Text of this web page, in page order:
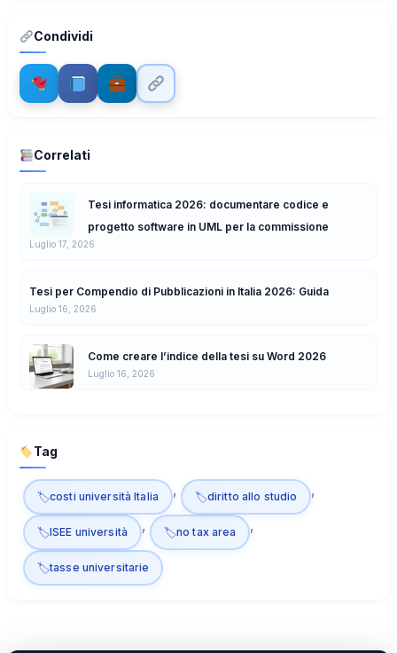
Condividi
Correlati
Tesi informatica 2026: documentare codice e
progetto software in UML per la commissione
Luglio 17, 2026
Tesi per Compendio di Pubblicazioni in Italia 2026: Guida
Luglio 16, 2026
Come creare l’indice della tesi su Word 2026
Luglio 16, 2026
Tag
costi università Italia , diritto allo studio ,
ISEE università , no tax area ,
tasse universitarie